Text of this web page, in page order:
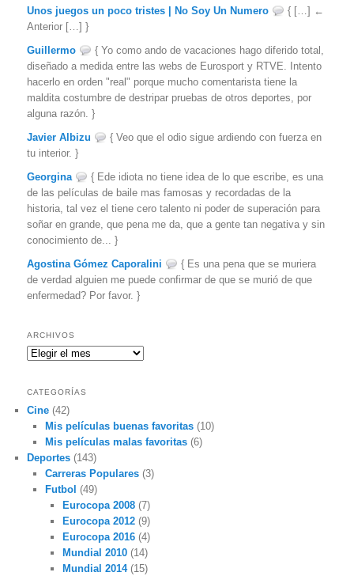
Unos juegos un poco tristes | No Soy Un Numero
{ […] ←
Anterior […] }
Guillermo
{ Yo como ando de vacaciones hago diferido total,
diseñado a medida entre las webs de Eurosport y RTVE. Intento
hacerlo en orden "real" porque mucho comentarista tiene la
maldita costumbre de destripar pruebas de otros deportes, por
alguna razón. }
Javier Albizu
{ Veo que el odio sigue ardiendo con fuerza en
tu interior. }
Georgina
{ Ede idiota no tiene idea de lo que escribe, es una
de las películas de baile mas famosas y recordadas de la
historia, tal vez el tiene cero talento ni poder de superación para
soñar en grande, que pena me da, que a gente tan negativa y sin
conocimiento de... }
Agostina Gómez Caporalini
{ Es una pena que se muriera
de verdad alguien me puede confirmar de que se murió de que
enfermedad? Por favor. }
ARCHIVOS
Archivos
CATEGORÍAS
Cine (42)
Mis películas buenas favoritas(10)
Mis películas malas favoritas(6)
Deportes (143)
Carreras Populares(3)
Futbol (49)
Eurocopa 2008 (7)
Eurocopa 2012 (9)
Eurocopa 2016 (4)
Mundial 2010 (14)
Mundial 2014(15)